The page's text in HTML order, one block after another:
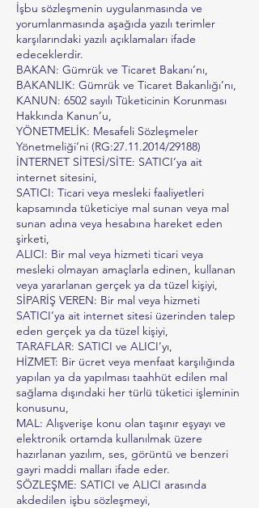
İşbu sözleşmenin uygulanmasında ve
yorumlanmasında aşağıda yazılı terimler
karşılarındaki yazılı açıklamaları ifade
edeceklerdir.
BAKAN: Gümrük ve Ticaret Bakanı’nı,
BAKANLIK: Gümrük ve Ticaret Bakanlığı’nı,
KANUN: 6502 sayılı Tüketicinin Korunması
Hakkında Kanun’u,
YÖNETMELİK: Mesafeli Sözleşmeler
Yönetmeliği’ni (RG:27.11.2014/29188)
İNTERNET SİTESİ/SİTE: SATICI’ya ait
internet sitesini,
SATICI: Ticari veya mesleki faaliyetleri
kapsamında tüketiciye mal sunan veya mal
sunan adına veya hesabına hareket eden
şirketi,
ALICI: Bir mal veya hizmeti ticari veya
mesleki olmayan amaçlarla edinen, kullanan
veya yararlanan gerçek ya da tüzel kişiyi,
SİPARİŞ VEREN: Bir mal veya hizmeti
SATICI’ya ait internet sitesi üzerinden talep
eden gerçek ya da tüzel kişiyi,
TARAFLAR: SATICI ve ALICI’yı,
HİZMET: Bir ücret veya menfaat karşılığında
yapılan ya da yapılması taahhüt edilen mal
sağlama dışındaki her türlü tüketici işleminin
konusunu,
MAL: Alışverişe konu olan taşınır eşyayı ve
elektronik ortamda kullanılmak üzere
hazırlanan yazılım, ses, görüntü ve benzeri
gayri maddi malları ifade eder.
SÖZLEŞME: SATICI ve ALICI arasında
akdedilen işbu sözleşmeyi,